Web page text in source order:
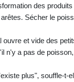
des
Sécher le
et vide des
n'y a pas de
plus", souffle-t-